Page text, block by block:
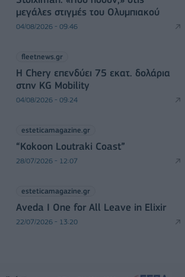
μεγάλες στιγμές του Ολυμπιακού
04/08/2026 - 09:46
fleetnews.gr
Η Chery επενδύει 75 εκατ. δολάρια
στην KG Mobility
04/08/2026 - 09:24
esteticamagazine.gr
“Kokoon Loutraki Coast”
28/07/2026 - 12:07
esteticamagazine.gr
Aveda I One for All Leave in Elixir
22/07/2026 - 13:20